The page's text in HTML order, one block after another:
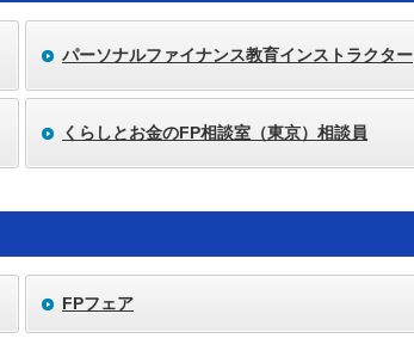
パーソナルファイナンス教育インストラクター
くらしとお金のFP相談室（東京）相談員
FPフェア